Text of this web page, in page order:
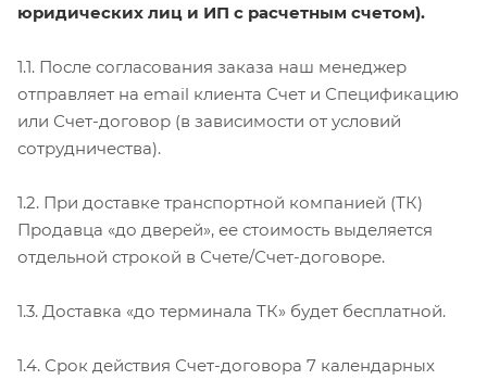
юридических лиц и ИП с расчетным счетом).
1.1. После согласования заказа наш менеджер
отправляет на email клиента Счет и Спецификацию
или Счет-договор (в зависимости от условий
сотрудничества).
1.2. При доставке транспортной компанией (ТК)
Продавца «до дверей», ее стоимость выделяется
отдельной строкой в Счете/Счет-договоре.
1.3. Доставка «до терминала ТК» будет бесплатной.
1.4. Срок действия Счет-договора 7 календарных